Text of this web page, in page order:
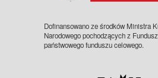
Dofinansowano ze środków Ministra
Narodowego pochodzących z
państwowego funduszu celowego.